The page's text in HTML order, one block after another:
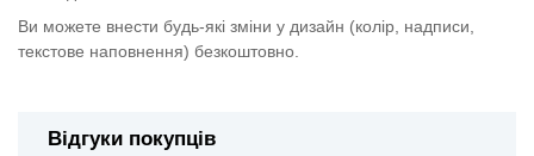
Ви можете внести будь-які зміни у дизайн (колір, надписи,
текстове наповнення) безкоштовно.
Відгуки покупців